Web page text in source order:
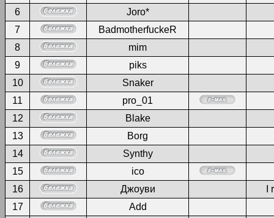
6
Joro*
7
BadmotherfuckeR
8
mim
9
piks
10
Snaker
11
pro_01
12
Blake
13
Borg
14
Synthy
15
ico
16
Джоуви
17
Add